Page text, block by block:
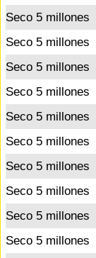
Seco 5 millones
Seco 5 millones
Seco 5 millones
Seco 5 millones
Seco 5 millones
Seco 5 millones
Seco 5 millones
Seco 5 millones
Seco 5 millones
Seco 5 millones